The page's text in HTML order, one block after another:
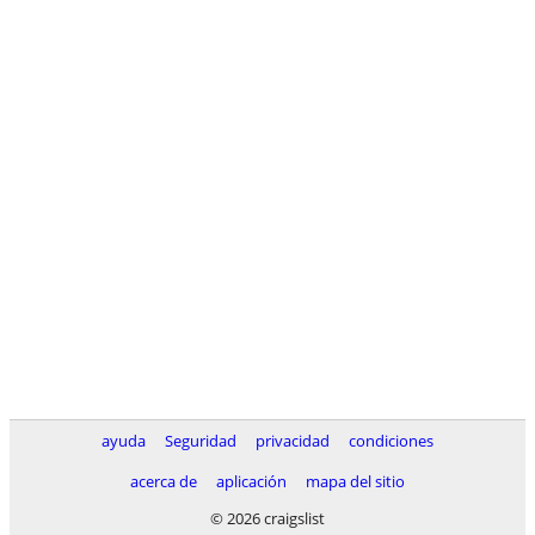
ayuda Seguridad privacidad
condiciones
acerca de
aplicación
mapa del sitio
© 2026 craigslist